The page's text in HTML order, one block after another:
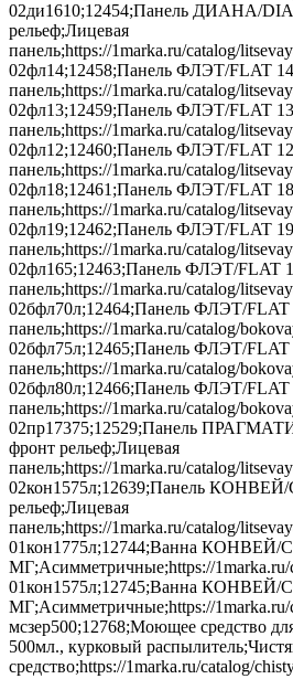
02ди1610;12454;Панель ДИАНА/
рельеф;Лицевая
панель;https://1marka.ru/catalog/
02фл14;12458;Панель ФЛЭТ/FLAT
панель;https://1marka.ru/catalog/
02фл13;12459;Панель ФЛЭТ/FLAT
панель;https://1marka.ru/catalog/
02фл12;12460;Панель ФЛЭТ/FLAT
панель;https://1marka.ru/catalog/
02фл18;12461;Панель ФЛЭТ/FLAT
панель;https://1marka.ru/catalog/
02фл19;12462;Панель ФЛЭТ/FLAT
панель;https://1marka.ru/catalog/
02фл165;12463;Панель ФЛЭТ/FLAT
панель;https://1marka.ru/catalog/
02бфл70л;12464;Панель ФЛЭТ/FLAT
панель;https://1marka.ru/catalog/
02бфл75л;12465;Панель ФЛЭТ/FLAT
панель;https://1marka.ru/catalog/
02бфл80л;12466;Панель ФЛЭТ/FLAT
панель;https://1marka.ru/catalog/
02пр17375;12529;Панель
фронт рельеф;Лицевая
панель;https://1marka.ru/catalog/
02кон1575л;12639;Панель КОНВЕЙ/
рельеф;Лицевая
панель;https://1marka.ru/catalog/
01кон1775л;12744;Ванна КОНВЕЙ/
МГ;Асимметричные;https://1marka.ru/
01кон1575л;12745;Ванна КОНВЕЙ/
МГ;Асимметричные;https://1marka.ru/
мсзер500;12768;Моющее средство
500мл., курковый
средство;https://1marka.ru/catalog/